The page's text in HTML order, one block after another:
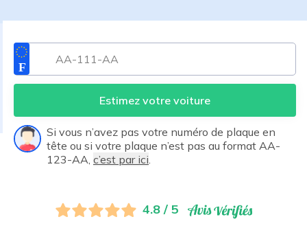
Estimez votre voiture
Si vous n’avez pas votre numéro de plaque en
tête ou si votre plaque n’est pas au format AA-
123-AA, c’est par ici
4.8 / 5